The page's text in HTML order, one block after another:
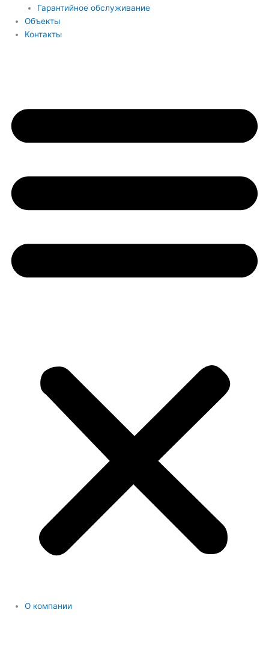
Гарантийное обслуживание
Объекты
Контакты
О компании